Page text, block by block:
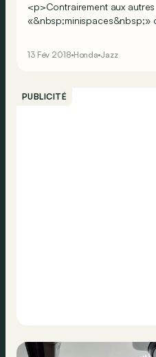
<p>Contrairement aux autres
«&nbsp;minispaces&nbsp;»
Honda profite même de son
13 Fév 2018 Honda Jazz
PUBLICITÉ